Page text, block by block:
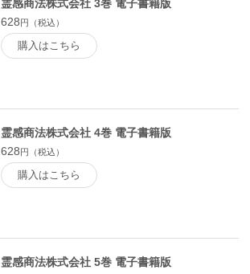
霊感商法株式会社 3巻 電子書籍版
628 円（税込）
購入はこちら
霊感商法株式会社 4巻 電子書籍版
628円（税込）
購入はこちら
霊感商法株式会社 5巻 電子書籍版